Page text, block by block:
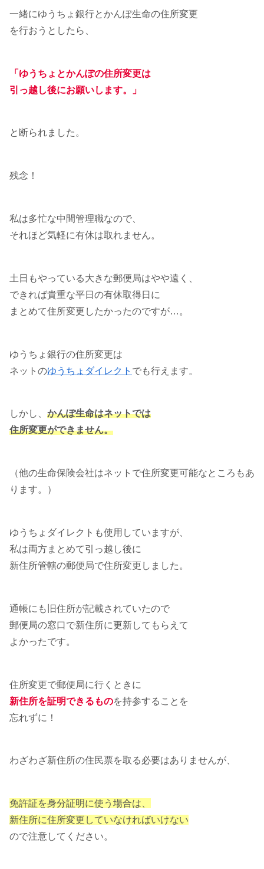
一緒にゆうちょ銀行とかんぽ生命の住所変更
を行おうとしたら、
「ゆうちょとかんぽの住所変更は
引っ越し後にお願いします。」
と断られました。
残念！
私は多忙な中間管理職なので、
それほど気軽に有休は取れません。
土日もやっている大きな郵便局はやや遠く、
できれば貴重な平日の有休取得日に
まとめて住所変更したかったのですが…。
ゆうちょ銀行の住所変更は
ネットのゆうちょダイレクト でも行えます。
しかし、 かんぽ生命はネットでは
住所変更ができません。
（他の生命保険会社はネットで住所変更可能なところもあ
ります。）
ゆうちょダイレクトも使用していますが、
私は両方まとめて引っ越し後に
新住所管轄の郵便局で住所変更しました。
通帳にも旧住所が記載されていたので
郵便局の窓口で新住所に更新してもらえて
よかったです。
住所変更で郵便局に行くときに
新住所を証明できるものを持参することを
忘れずに！
わざわざ新住所の住民票を取る必要はありませんが、
免許証を身分証明に使う場合は、
新住所に住所変更していなければいけない
ので注意してください。